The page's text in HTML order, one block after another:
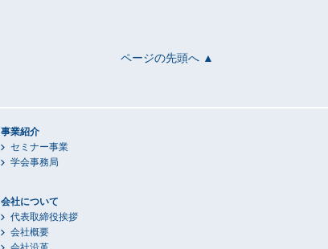
ページの先頭へ ▲
事業紹介
セミナー事業
学会事務局
会社について
代表取締役挨拶
会社概要